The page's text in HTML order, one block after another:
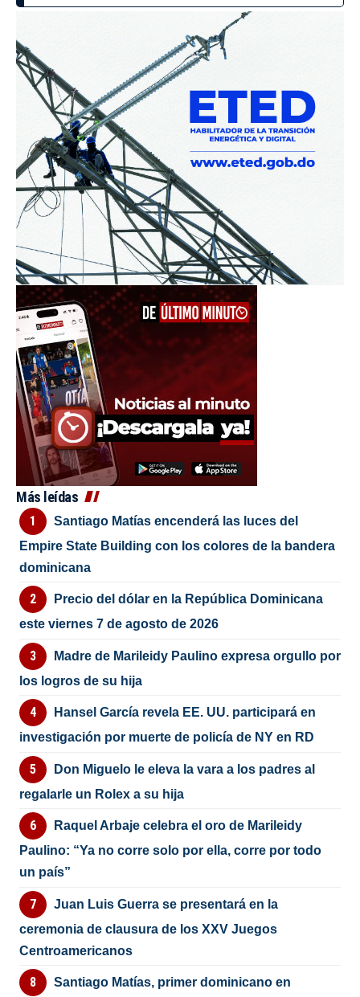
Más leídas
Santiago Matías encenderá las luces del
Empire State Building con los colores de la bandera
dominicana
Precio del dólar en la República Dominicana
este viernes 7 de agosto de 2026
Madre de Marileidy Paulino expresa orgullo por
los logros de su hija
Hansel García revela EE. UU. participará en
investigación por muerte de policía de NY en RD
Don Miguelo le eleva la vara a los padres al
regalarle un Rolex a su hija
Raquel Arbaje celebra el oro de Marileidy
Paulino: “Ya no corre solo por ella, corre por todo
un país”
Juan Luis Guerra se presentará en la
ceremonia de clausura de los XXV Juegos
Centroamericanos
Santiago Matías, primer dominicano en